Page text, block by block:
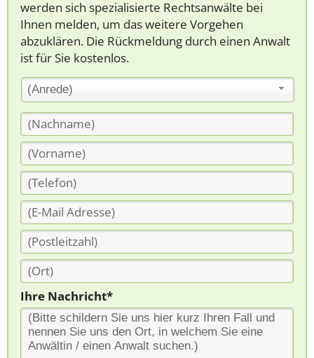
werden sich spezialisierte Rechtsanwälte bei
Ihnen melden, um das weitere Vorgehen
abzuklären. Die Rückmeldung durch einen Anwalt
ist für Sie kostenlos.
(Anrede)
Ihre Nachricht*